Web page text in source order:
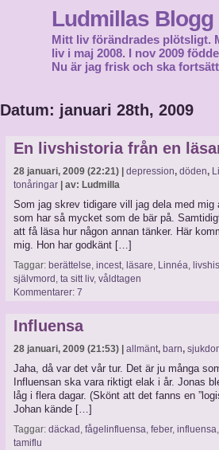
Ludmillas Blogg
Mitt liv förändrades plötsligt.
liv i maj 2008. I nov 2009
Nu är jag frisk och ska
Datum: januari 28th, 2009
En livshistoria från en
28 januari, 2009 (22:21) | depression, döden,
tonåringar | av: Ludmilla
Som jag skrev tidigare vill jag dela med
som har så mycket som de bär på.
att få läsa hur någon annan tänker. Här
mig. Hon har godkänt […]
Taggar: berättelse, incest, läsare, Linnéa,
självmord , ta sitt liv, våldtagen
Kommentarer: 7
Influensa
28 januari, 2009 (21:53) | allmänt, barn,
Jaha, då var det vår tur. Det är ju många
Influensan ska vara riktigt elak i år. Jonas
låg i flera dagar. (Skönt att det fanns en
Johan kände […]
Taggar: däckad , fågelinfluensa, feber, influensa,
tamiflu